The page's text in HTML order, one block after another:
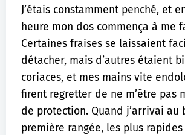
J’étais constamment penché, et
heure mon dos commença à me
Certaines fraises se laissaient
détacher, mais d’autres étaient
coriaces, et mes mains vite
firent regretter de ne m’être pas
de protection. Quand j’arrivai au
première rangée, les plus